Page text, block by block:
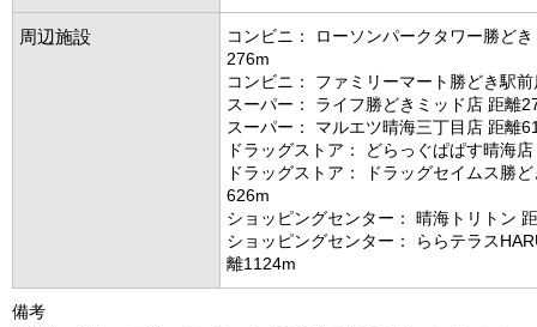
周辺施設
コンビニ： ローソンパークタワー勝ど
276m
コンビニ： ファミリーマート勝どき駅
スーパー： ライフ勝どきミッド店 距離
スーパー： マルエツ晴海三丁目店 距離
ドラッグストア： どらっぐぱぱす晴海
ドラッグストア： ドラッグセイムス勝
626m
ショッピングセンター： 晴海トリトン
ショッピングセンター： ららテラス
離1124m
備考